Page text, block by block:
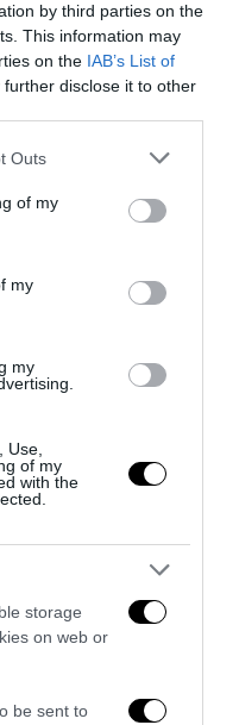
by third parties on the
This information may
on the IAB’s List of
further disclose it to other
one or more Google
You may click to
its third-party tags to
in below Google
Outs
of my
my
my
Use,
of my
with the
storage
on web or
be sent to
all’antifascismo il